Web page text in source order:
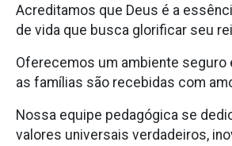
Acreditamos que Deus é a
de vida que busca glorificar seu
Oferecemos um ambiente seguro
as famílias são recebidas com
Nossa equipe pedagógica se
valores universais verdadeiros,